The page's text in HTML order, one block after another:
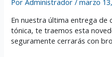
PorAdministrador/marzo
En nuestra última entrega de
tónica, te traemos esta
seguramente cerrarás con